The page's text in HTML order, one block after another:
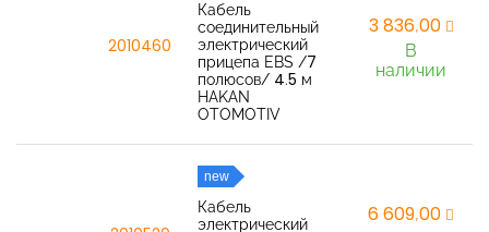
2010460
Кабель
соединительный
электрический
прицепа EBS /7
полюсов/ 4.5 м
HAKAN
OTOMOTIV
3 836,00
В
наличии
new
Кабель
электрический
6 609,00